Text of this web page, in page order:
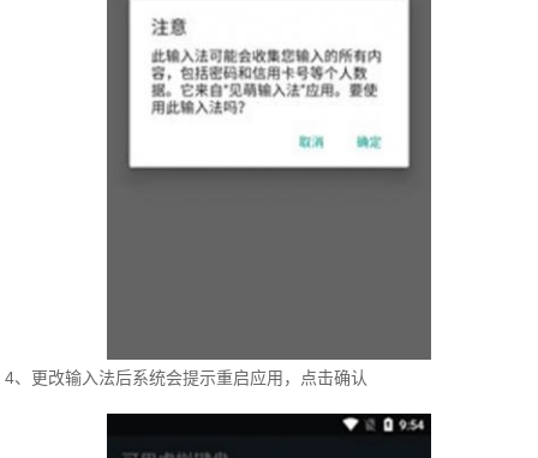
4、更改输入法后系统会提示重启应用，点击确认